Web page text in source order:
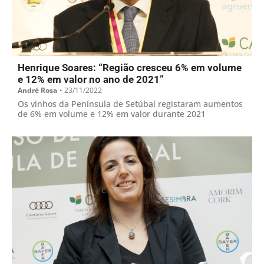
Henrique Soares: “Região cresceu 6% em volume
e 12% em valor no ano de 2021”
André Rosa • 23/11/2022
Os vinhos da Península de Setúbal registaram aumentos
de 6% em volume e 12% em valor durante 2021